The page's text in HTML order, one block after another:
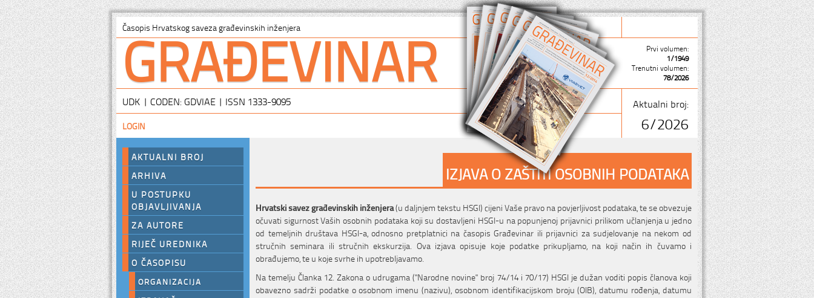
Časopis Hrvatskog saveza građevinskih inženjera
GRAĐEVINAR
Prvi volumen:
1/1949
Trenutni volumen:
78/2026
UDK | CODEN: GDVIAE | ISSN 1333-9095 Aktualni broj:
6/2026
LOGIN
AKTUALNI BROJ
ARHIVA
U POSTUPKU
OBJAVLJIVANJA
ZA AUTORE
RIJEČ UREDNIKA
O ČASOPISU
ORGANIZACIJA
IZJAVA O ZAŠTITI OSOBNIH PODATAKA
Hrvatski savez građevinskih inženjera(u daljnjem tekstu HSGI) cijeni Vaše pravo na povjerljivost podataka, te se obvezuje
očuvati sigurnost Vaših osobnih podataka koji su dostavljeni HSGI-u na popunjenoj prijavnici prilikom učlanjenja u jedno
od temeljnih društava HSGI-a, odnosno pretplatnici na časopis Građevinar ili prijavnici za sudjelovanje na nekom od
stručnih seminara ili stručnih ekskurzija. Ova izjava opisuje koje podatke prikupljamo, na koji način ih čuvamo i
obrađujemo, te u koje svrhe ih upotrebljavamo.
Na temelju Članka 12. Zakona o udrugama ("Narodne novine" broj 74/14 i 70/17) HSGI je dužan voditi popis članova koji
obavezno sadrži podatke o osobnom imenu (nazivu), osobnom identifikacijskom broju (OIB), datumu rođenja, datumu